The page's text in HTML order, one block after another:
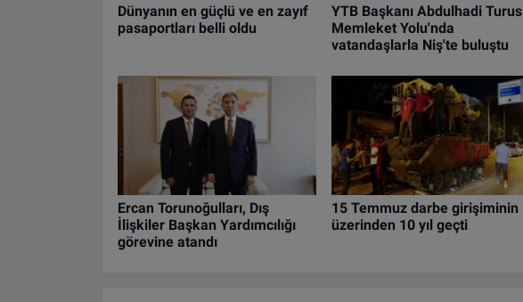
Dünyanın en güçlü ve en zayıf
pasaportları belli oldu
YTB Başkanı Abdulhadi Turus
Memleket Yolu'nda
vatandaşlarla Niş'te buluştu
Ercan Torunoğulları, Dış
İlişkiler Başkan Yardımcılığı
görevine atandı
15 Temmuz darbe girişiminin
üzerinden 10 yıl geçti